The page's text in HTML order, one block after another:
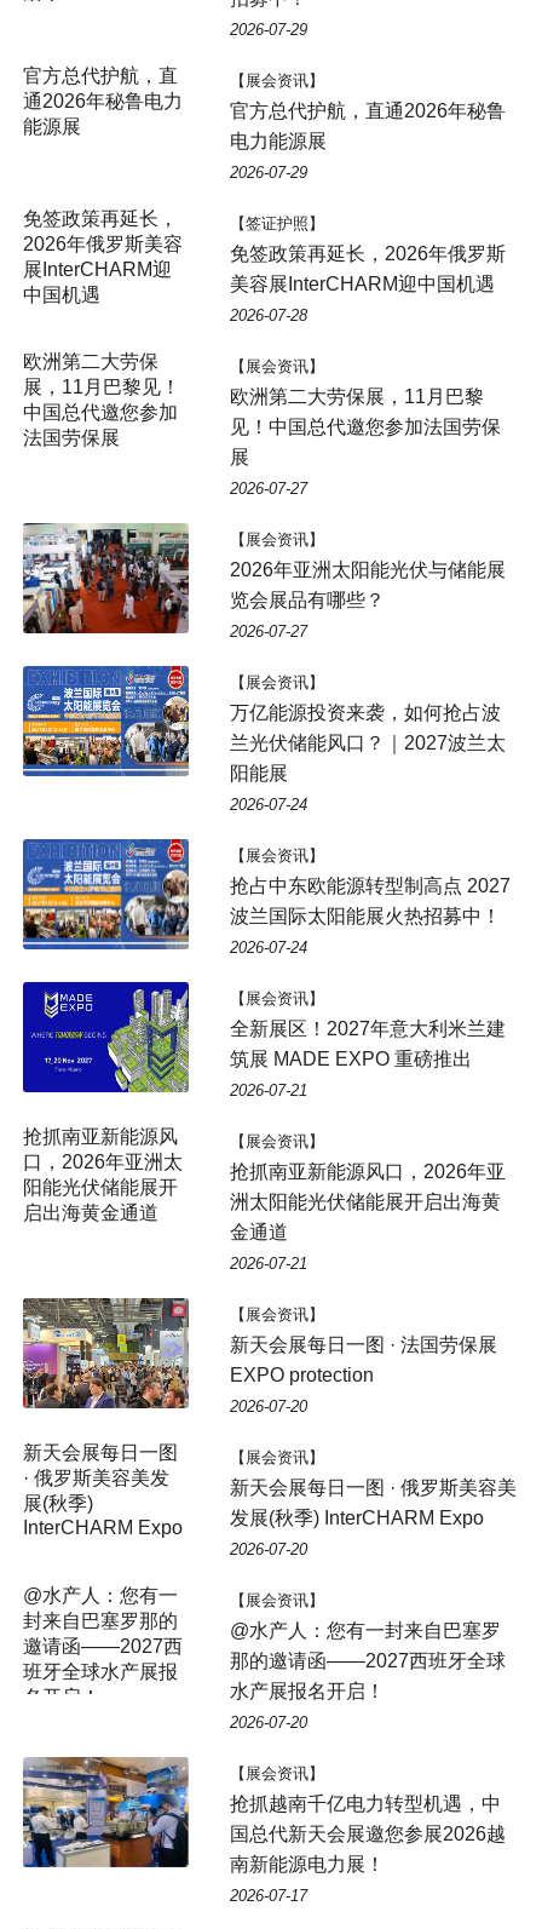
2026-07-29
【展会资讯】
官方总代护航，直通2026年秘鲁
电力能源展
2026-07-29
免签政策再延长，
2026年俄罗斯美容
展InterCHARM迎
中国机遇
【签证护照】
免签政策再延长，2026年俄罗斯
美容展InterCHARM迎中国机遇
2026-07-28
欧洲第二大劳保
展，11月巴黎见！
中国总代邀您参加
法国劳保展
【展会资讯】
欧洲第二大劳保展，11月巴黎
见！中国总代邀您参加法国劳保
展
2026-07-27
【展会资讯】
2026年亚洲太阳能光伏与储能展
览会展品有哪些？
2026-07-27
【展会资讯】
万亿能源投资来袭，如何抢占波
兰光伏储能风口？｜2027波兰太
阳能展
2026-07-24
【展会资讯】
抢占中东欧能源转型制高点 2027
波兰国际太阳能展火热招募中！
2026-07-24
【展会资讯】
全新展区！2027年意大利米兰建
筑展 MADE EXPO 重磅推出
2026-07-21
【展会资讯】
抢抓南亚新能源风口，2026年亚
洲太阳能光伏储能展开启出海黄
金通道
2026-07-21
【展会资讯】
新天会展每日一图 · 法国劳保展
EXPO protection
2026-07-20
【展会资讯】
新天会展每日一图 · 俄罗斯美容美
发展(秋季) InterCHARM Expo
2026-07-20
【展会资讯】
@水产人：您有一封来自巴塞罗
那的邀请函——2027西班牙全球
水产展报名开启！
2026-07-20
【展会资讯】
抢抓越南千亿电力转型机遇，中
国总代新天会展邀您参展2026越
南新能源电力展！
2026-07-17